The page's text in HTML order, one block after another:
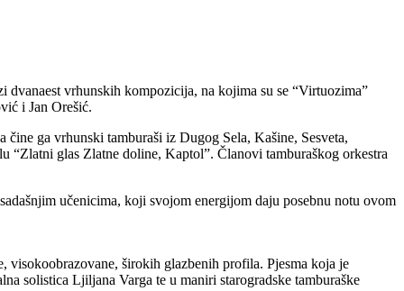
vrhunskih kompozicija, na kojima su se “Virtuozima”
i Jan Orešić.
ga vrhunski tamburaši iz Dugog Sela, Kašine, Sesveta,
“Zlatni glas Zlatne doline, Kaptol”. Članovi tamburaškog orkestra
učenicima, koji svojom energijom daju posebnu notu ovom
visokoobrazovane, širokih glazbenih profila. Pjesma koja je
solistica Ljiljana Varga te u maniri starogradske tamburaške